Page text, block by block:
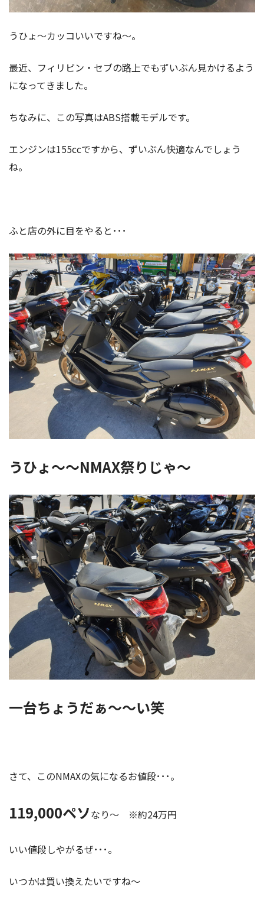
うひょ～カッコいいですね～。
最近、フィリピン・セブの路上でもずいぶん見かけるよう
になってきました。
ちなみに、この写真はABS搭載モデルです。
エンジンは155ccですから、ずいぶん快適なんでしょう
ね。
ふと店の外に目をやると･･･
うひょ～～NMAX祭りじゃ～
一台ちょうだぁ～～い笑
さて、このNMAXの気になるお値段･･･。
119,000ペソなり～ ※約24万円
いい値段しやがるぜ･･･。
いつかは買い換えたいですね～